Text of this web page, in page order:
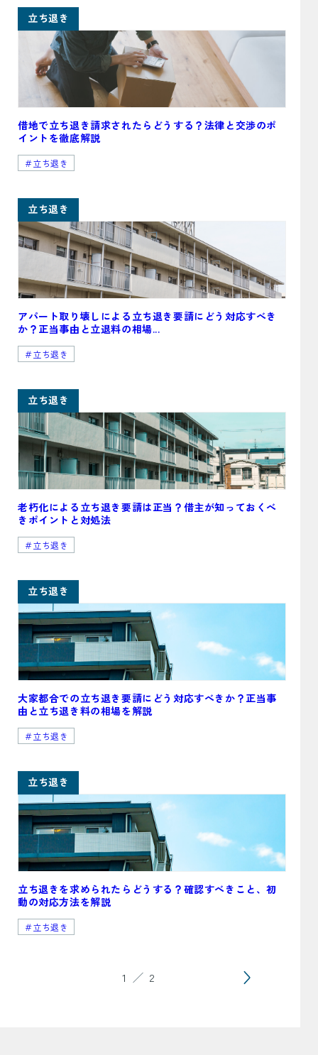
立ち退き
借地で立ち退き請求されたらどうする？法律と交渉のポ
イントを徹底解説
＃立ち退き
立ち退き
アパート取り壊しによる立ち退き要請にどう対応すべき
か？正当事由と立退料の相場...
＃立ち退き
立ち退き
老朽化による立ち退き要請は正当？借主が知っておくべ
きポイントと対処法
＃立ち退き
立ち退き
大家都合での立ち退き要請にどう対応すべきか？正当事
由と立ち退き料の相場を解説
＃立ち退き
立ち退き
立ち退きを求められたらどうする？確認すべきこと、初
動の対応方法を解説
＃立ち退き
1 2